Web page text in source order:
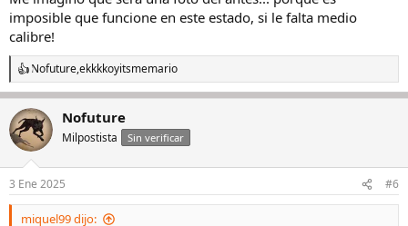
imposible que funcione en este estado, si le falta medio
calibre!
R
e
a
c
c
i
e
s
Nofuture,ekkkkoyitsmemario
Nofuture
Milpostista Sin verificar
3 Ene 2025 #6
miquel99 dijo: